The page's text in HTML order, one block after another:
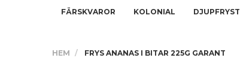
FÄRSKVAROR KOLONIAL DJUPFRYST
HEM FRYS ANANAS I BITAR 225G GARANT